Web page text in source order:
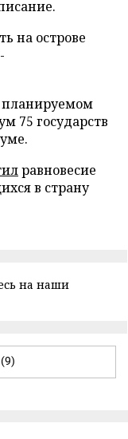
на острове
планируемом
75 государств
равновесие
в страну
на наши
(9)